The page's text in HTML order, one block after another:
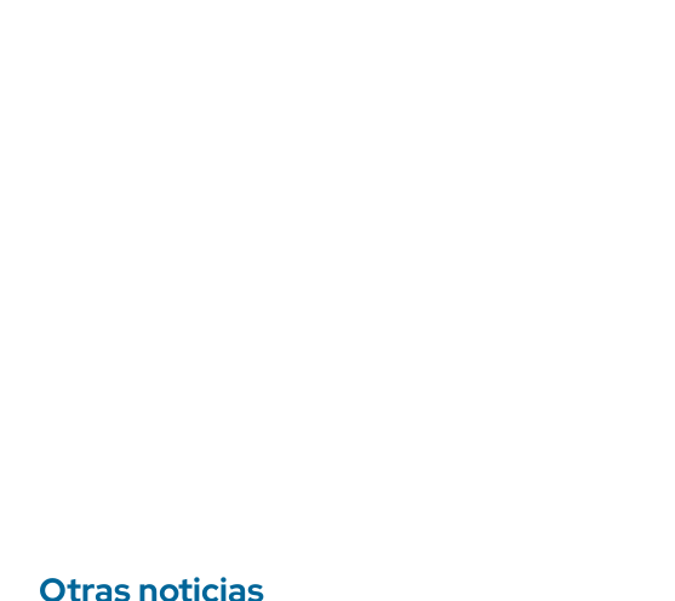
Otras noticias